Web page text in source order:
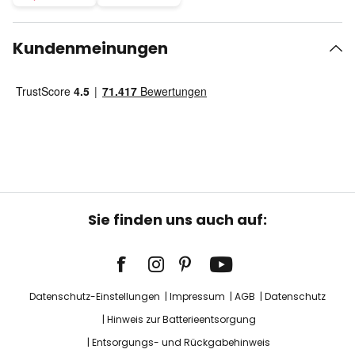
Kundenmeinungen
Sie finden uns auch auf:
Datenschutz-Einstellungen Impressum AGB
Datenschutz
Hinweis zur Batterieentsorgung
Entsorgungs- und Rückgabehinweis